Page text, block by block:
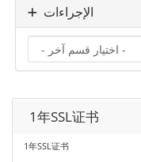
الإجراءات
1年SSL证书
1年SSL证书